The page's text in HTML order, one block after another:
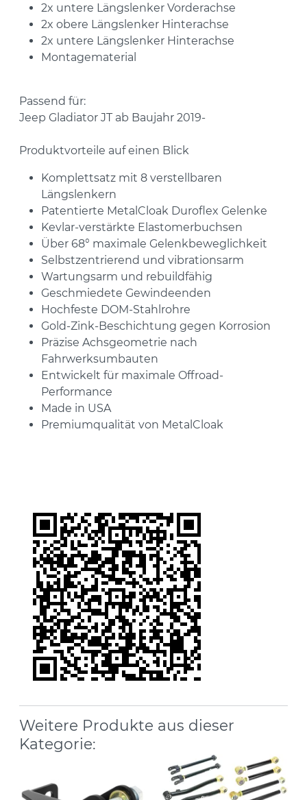
2x untere Längslenker Vorderachse
2x obere Längslenker Hinterachse
2x untere Längslenker Hinterachse
Montagematerial
Passend für:
Jeep Gladiator JT ab Baujahr 2019-
Produktvorteile auf einen Blick
Komplettsatz mit 8 verstellbaren
Längslenkern
Patentierte MetalCloak Duroflex Gelenke
Kevlar-verstärkte Elastomerbuchsen
Über 68° maximale Gelenkbeweglichkeit
Selbstzentrierend und vibrationsarm
Wartungsarm und rebuildfähig
Geschmiedete Gewindeenden
Hochfeste DOM-Stahlrohre
Gold-Zink-Beschichtung gegen Korrosion
Präzise Achsgeometrie nach
Fahrwerksumbauten
Entwickelt für maximale Offroad-
Performance
Made in USA
Premiumqualität von MetalCloak
Weitere Produkte aus dieser
Kategorie: